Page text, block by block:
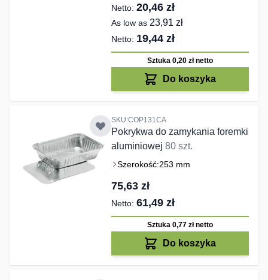
20,46 zł
As low as 23,91 zł
19,44 zł
Sztuka 0,20 złnetto
Do koszyka
SKU:COP131CA
Pokrykwa do zamykania foremki
aluminiowej 80 szt.
Szerokość:253 mm
75,63 zł
61,49 zł
Sztuka 0,77 złnetto
Do koszyka